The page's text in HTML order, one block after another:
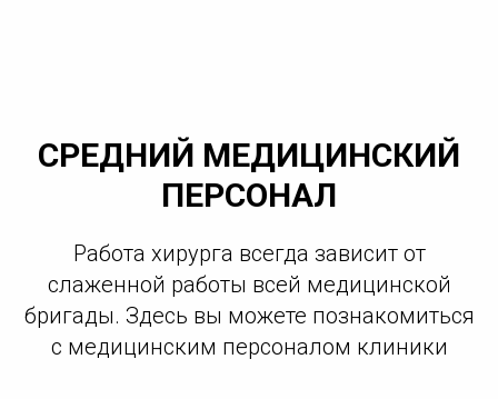
СРЕДНИЙ МЕДИЦИНСКИЙ
ПЕРСОНАЛ
Работа хирурга всегда зависит от
слаженной работы всей медицинской
бригады. Здесь вы можете познакомиться
с медицинским персоналом клиники